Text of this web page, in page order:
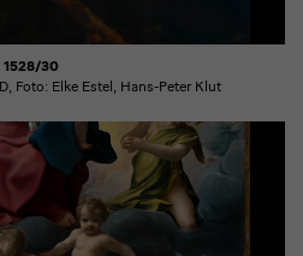
1528/30
Foto: Elke Estel, Hans-Peter Klut